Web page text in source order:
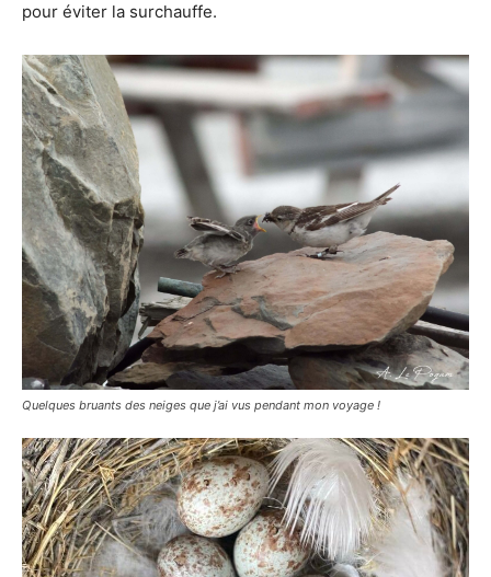
pour éviter la surchauffe.
Quelques bruants des neiges que j’ai vus pendant mon voyage !